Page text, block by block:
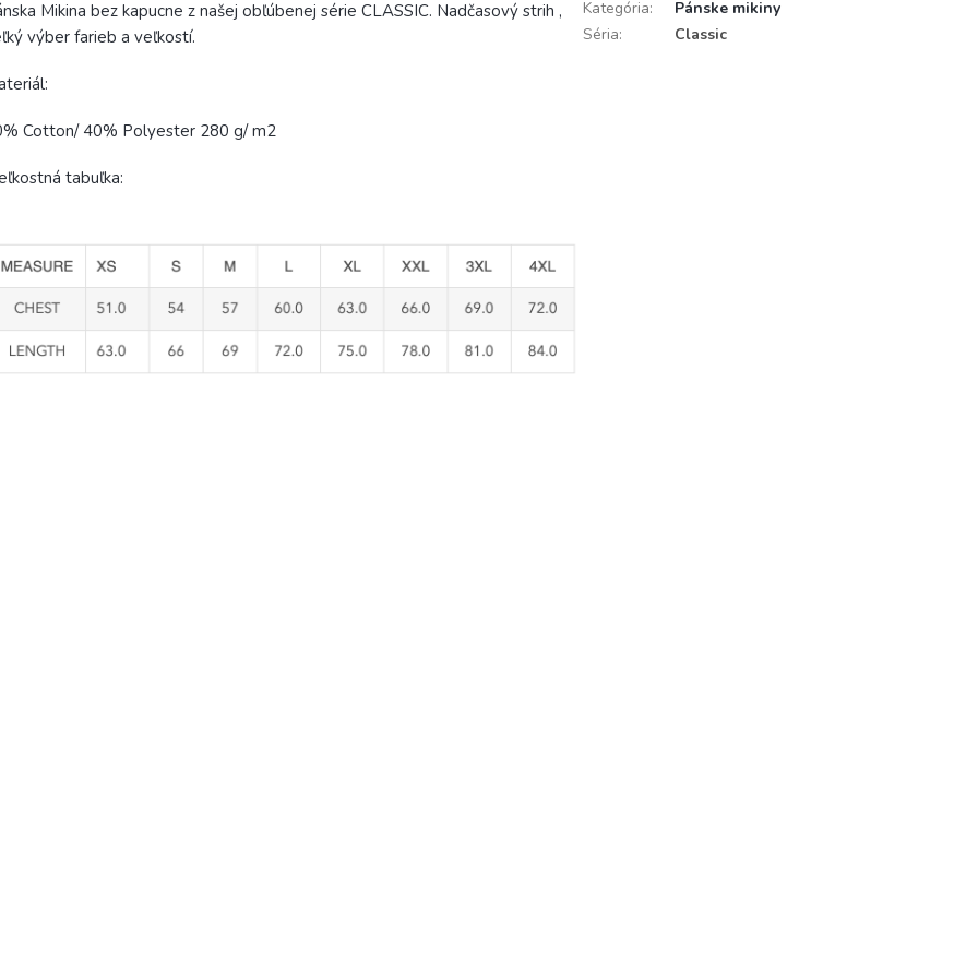
Mikina bez kapucne z našej obľúbenej série CLASSIC. Nadčasový strih ,
výber farieb a veľkostí.
Cotton/ 40% Polyester 280 g/ m2
tabuľka:
Kategória:
Pánske mikiny
Séria: Classic